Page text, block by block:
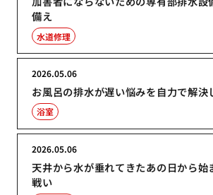
備え
水道修理
お風呂の排水が遅い悩みを自力で解決
2026.05.06
浴室
天井から水が垂れてきたあの日から始
戦い
2026.05.06